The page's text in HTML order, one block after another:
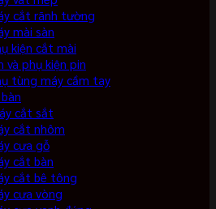
cắt rãnh tường
mài sàn
kiện cắt mài
và phụ kiện pin
tùng máy cầm tay
cắt sắt
cắt nhôm
cưa gỗ
cắt bàn
cắt bê tông
cưa vòng